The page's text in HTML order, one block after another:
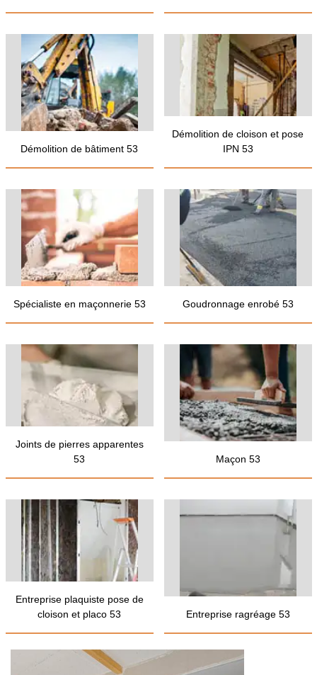
Démolition de bâtiment 53
Démolition de cloison et pose
IPN 53
Spécialiste en maçonnerie 53 Goudronnage enrobé 53
Joints de pierres apparentes
53
Maçon 53
Entreprise plaquiste pose de
cloison et placo 53
Entreprise ragréage 53